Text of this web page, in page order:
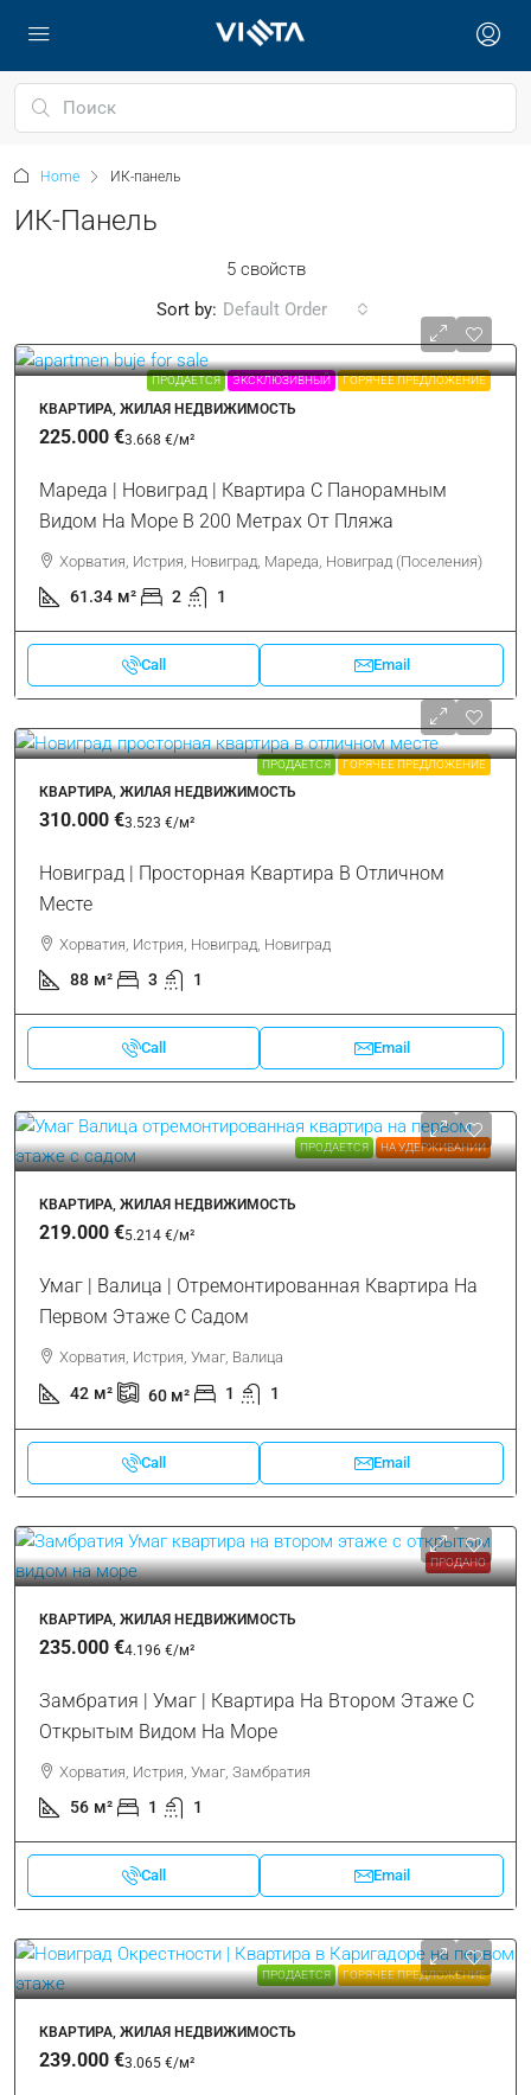
Home ИК-панель
ИК-Панель
5 свойств
Sort by: Default Order
ПРОДАЕТСЯ ЭКСКЛЮЗИВНЫЙ ГОРЯЧЕЕ ПРЕДЛОЖЕНИЕ
КВАРТИРА, ЖИЛАЯ НЕДВИЖИМОСТЬ
225.000 €3.668 €/м²
Мареда | Новиград | Квартира С Панорамным
Видом На Море В 200 Метрах От Пляжа
Хорватия, Истрия, Новиград, Мареда, Новиград (Поселения)
61.34 м² 2 1
Call Email
ПРОДАЕТСЯ ГОРЯЧЕЕ ПРЕДЛОЖЕНИЕ
КВАРТИРА, ЖИЛАЯ НЕДВИЖИМОСТЬ
310.000 €3.523 €/м²
Новиград | Просторная Квартира В Отличном
Месте
Хорватия, Истрия, Новиград, Новиград
88 м² 3 1
Call Email
ПРОДАЕТСЯ НА УДЕРЖИВАНИИ
КВАРТИРА, ЖИЛАЯ НЕДВИЖИМОСТЬ
219.000 €5.214 €/м²
Умаг | Валица | Отремонтированная Квартира На
Первом Этаже С Садом
Хорватия, Истрия, Умаг, Валица
42 м² 60 м² 1 1
Call Email
ПРОДАНО
КВАРТИРА, ЖИЛАЯ НЕДВИЖИМОСТЬ
235.000 €4.196 €/м²
Замбратия | Умаг | Квартира На Втором Этаже С
Открытым Видом На Море
Хорватия, Истрия, Умаг, Замбратия
56 м² 1 1
Call Email
ПРОДАЕТСЯ ГОРЯЧЕЕ ПРЕДЛОЖЕНИЕ
КВАРТИРА, ЖИЛАЯ НЕДВИЖИМОСТЬ
239.000 €3.065 €/м²